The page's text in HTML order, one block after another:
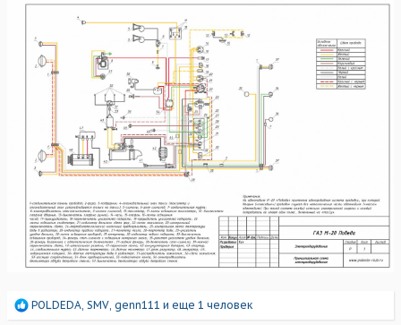
Р
POLDEDA, SMV, genn111 и еще 1 человек